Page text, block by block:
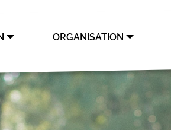
ORGANISATION